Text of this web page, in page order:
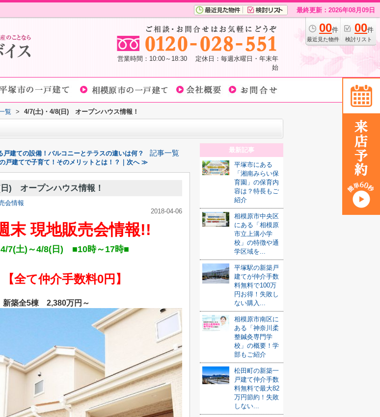
最終更新：2026年08月09日
00件
最近見た物件
00件
検討リスト
営業時間：10:00～18:30 定休日：毎週水曜日・年末年
始
覧 > 4/7(土)・4/8(日) オープンハウス情報！
建ての設備！バルコニーとテラスの違いは何？ 記事一覧
戸建てで子育て！そのメリットとは！？｜次へ ≫
) オープンハウス情報！
会情報
2018-04-06
末 現地販売会情報!!
4/7(土)～4/8(日) ■10時～17時■
【全て仲介手数料0円】
築全5棟 2,380万円～
最新記事
平塚市にある
「湘南みらい保
育園」の保育内
容は？特長もご
紹介
相模原市中央区
にある「相模原
市立上溝小学
校」の特徴や通
学区域を...
平塚駅の新築戸
建てが仲介手数
料無料で100万
円お得！失敗し
ない購入...
相模原市南区に
ある「神奈川柔
整鍼灸専門学
校」の概要！学
部もご紹介
松田町の新築一
戸建て仲介手数
料無料で最大82
万円節約！失敗
しない...